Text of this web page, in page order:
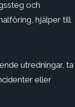
och
hjälper till
utredningar, ta
eller